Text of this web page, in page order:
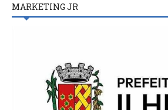
MARKETING JR